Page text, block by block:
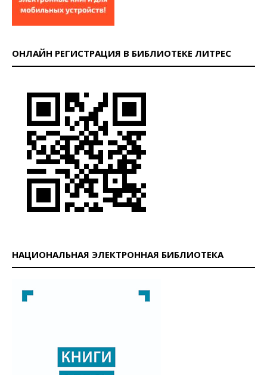
ОНЛАЙН РЕГИСТРАЦИЯ В БИБЛИОТЕКЕ ЛИТРЕС
НАЦИОНАЛЬНАЯ ЭЛЕКТРОННАЯ БИБЛИОТЕКА